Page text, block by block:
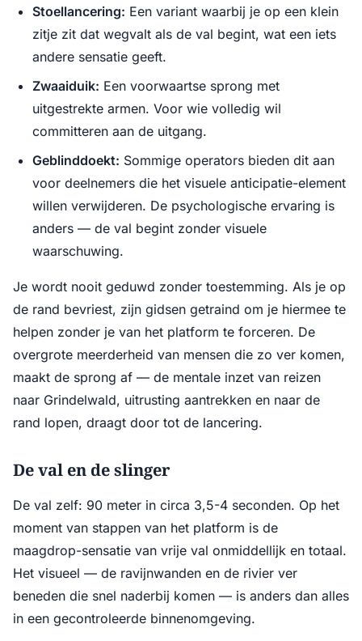
Stoellancering: Een variant waarbij je op een klein
zitje zit dat wegvalt als de val begint, wat een iets
andere sensatie geeft.
Zwaaiduik: Een voorwaartse sprong met
uitgestrekte armen. Voor wie volledig wil
committeren aan de uitgang.
Geblinddoekt: Sommige operators bieden dit aan
voor deelnemers die het visuele anticipatie-element
willen verwijderen. De psychologische ervaring is
anders — de val begint zonder visuele
waarschuwing.
Je wordt nooit geduwd zonder toestemming. Als je op
de rand bevriest, zijn gidsen getraind om je hiermee te
helpen zonder je van het platform te forceren. De
overgrote meerderheid van mensen die zo ver komen,
maakt de sprong af — de mentale inzet van reizen
naar Grindelwald, uitrusting aantrekken en naar de
rand lopen, draagt door tot de lancering.
De val en de slinger
De val zelf: 90 meter in circa 3,5-4 seconden. Op het
moment van stappen van het platform is de
maagdrop-sensatie van vrije val onmiddellijk en totaal.
Het visueel — de ravijnwanden en de rivier ver
beneden die snel naderbij komen — is anders dan alles
in een gecontroleerde binnenomgeving.